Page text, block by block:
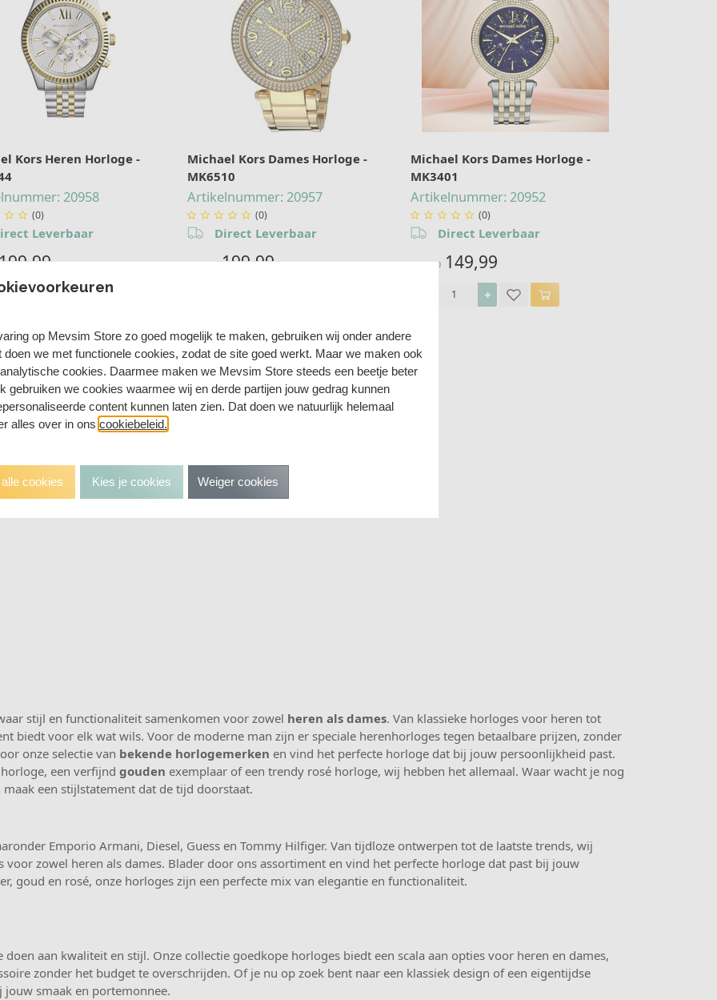
Kors Heren Horloge -
20958
  (0)
Leverbaar
Michael Kors Dames Horloge -
MK6510
Artikelnummer: 20957
     (0)
Direct Leverbaar
349,00 199,99
Michael Kors Dames Horloge -
MK3401
Artikelnummer: 20952
     (0)
Direct Leverbaar
279,00 149,99
stijl en functionaliteit samenkomen voor zowel heren als dames. Van klassieke horloges voor heren tot
biedt voor elk wat wils. Voor de moderne man zijn er speciale herenhorloges tegen betaalbare prijzen, zonder
onze selectie van bekende horlogemerken en vind het perfecte horloge dat bij jouw persoonlijkheid past.
een verfijndgouden exemplaar of een trendy rosé horloge, wij hebben het allemaal. Waar wacht je nog
een stijlstatement dat de tijd doorstaat.
Emporio Armani, Diesel, Guess en Tommy Hilfiger. Van tijdloze ontwerpen tot de laatste trends, wij
zowel heren als dames. Blader door ons assortiment en vind het perfecte horloge dat past bij jouw
goud en rosé, onze horloges zijn een perfecte mix van elegantie en functionaliteit.
aan kwaliteit en stijl. Onze collectie goedkope horloges biedt een scala aan opties voor heren en dames,
zonder het budget te overschrijden. Of je nu op zoek bent naar een klassiek design of een eigentijdse
smaak en portemonnee.
op Mevsim Store zo goed mogelijk te maken, gebruiken wij onder andere
doen we met functionele cookies, zodat de site goed werkt. Maar we maken ook
cookies. Daarmee maken we Mevsim Store steeds een beetje beter
gebruiken we cookies waarmee wij en derde partijen jouw gedrag kunnen
content kunnen laten zien. Dat doen we natuurlijk helemaal
alles over in ons cookiebeleid.
cookies Kies je cookies Weiger cookies